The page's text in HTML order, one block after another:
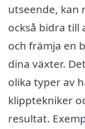
utseende, kan
också bidra till
och främja en
dina växter.
olika typer av
klipptekniker
resultat.